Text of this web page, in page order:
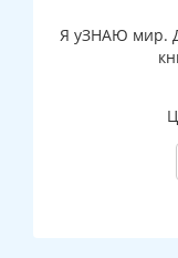
Я уЗНАЮ мир.